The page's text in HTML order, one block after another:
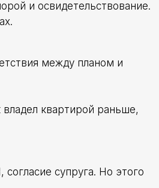
и освидетельствование.
между планом и
квартирой раньше,
супруга. Но этого